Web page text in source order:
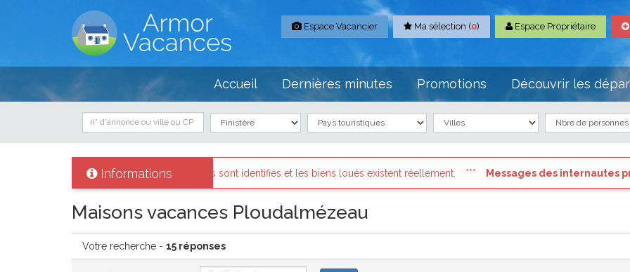
Espace Vacancier Ma sélection (0) Espace Propriétaire
Accueil Dernières minutes Promotions Découvrir les
Informations
sont identifiés et les biens loués existent réellement. Messages des internautes pressés: Connectez vous à votre
Maisons vacances Ploudalmézeau
Votre recherche - 15 réponses